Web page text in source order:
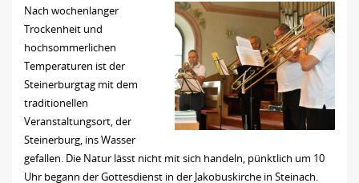
Nach wochenlanger
Trockenheit und
hochsommerlichen
Temperaturen ist der
Steinerburgtag mit dem
traditionellen
Veranstaltungsort, der
Steinerburg, ins Wasser
gefallen. Die Natur lässt nicht mit sich handeln, pünktlich um 10
Uhr begann der Gottesdienst in der Jakobuskirche in Steinach.